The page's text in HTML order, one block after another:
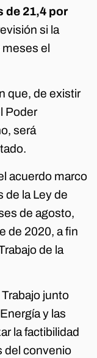
de 21,4 por
si la
el
que, de existir
Poder
será
acuerdo marco
de la Ley de
de agosto,
de 2020, a fin
de la
junto
y las
la factibilidad
del convenio